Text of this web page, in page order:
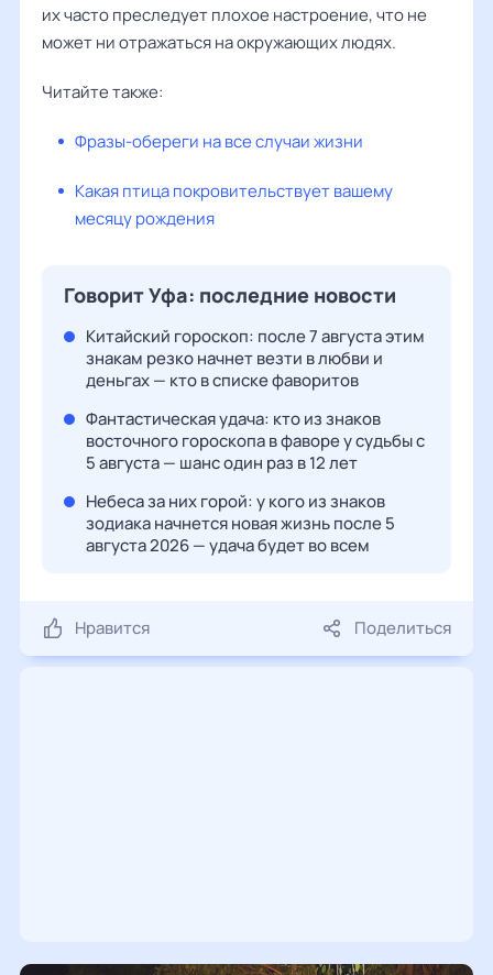
их часто преследует плохое настроение, что не
может ни отражаться на окружающих людях.
Читайте также:
Фразы-обереги на все случаи жизни
Какая птица покровительствует вашему
месяцу рождения
Говорит Уфа: последние новости
Китайский гороскоп: после 7 августа этим
знакам резко начнет везти в любви и
деньгах — кто в списке фаворитов
Фантастическая удача: кто из знаков
восточного гороскопа в фаворе у судьбы с
5 августа — шанс один раз в 12 лет
Небеса за них горой: у кого из знаков
зодиака начнется новая жизнь после 5
августа 2026 — удача будет во всем
Нравится Поделиться